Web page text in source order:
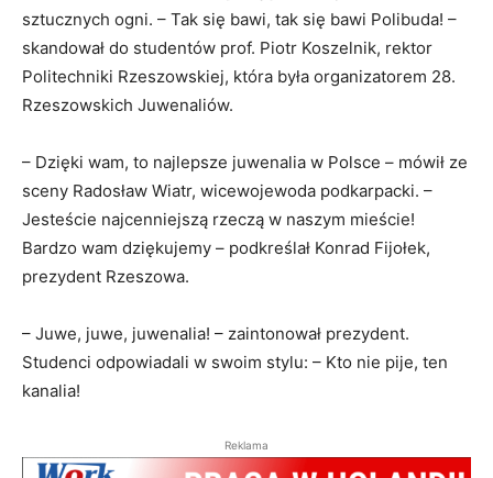
sztucznych ogni. – Tak się bawi, tak się bawi Polibuda! –
skandował do studentów prof. Piotr Koszelnik, rektor
Politechniki Rzeszowskiej, która była organizatorem 28.
Rzeszowskich Juwenaliów.
– Dzięki wam, to najlepsze juwenalia w Polsce – mówił ze
sceny Radosław Wiatr, wicewojewoda podkarpacki. –
Jesteście najcenniejszą rzeczą w naszym mieście!
Bardzo wam dziękujemy – podkreślał Konrad Fijołek,
prezydent Rzeszowa.
– Juwe, juwe, juwenalia! – zaintonował prezydent.
Studenci odpowiadali w swoim stylu: – Kto nie pije, ten
kanalia!
Reklama